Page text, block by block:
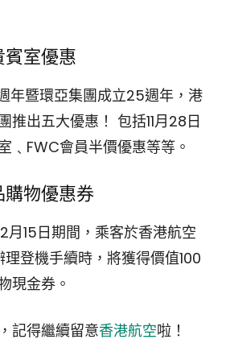
賓室優惠
年暨環亞集團成立25週年，港
推出五大優惠！ 包括11月28日
﹑FWC會員半價優惠等等。
購物優惠券
月15日期間，乘客於香港航空
登機手續時，將獲得價值100
現金券。
記得繼續留意香港航空啦！